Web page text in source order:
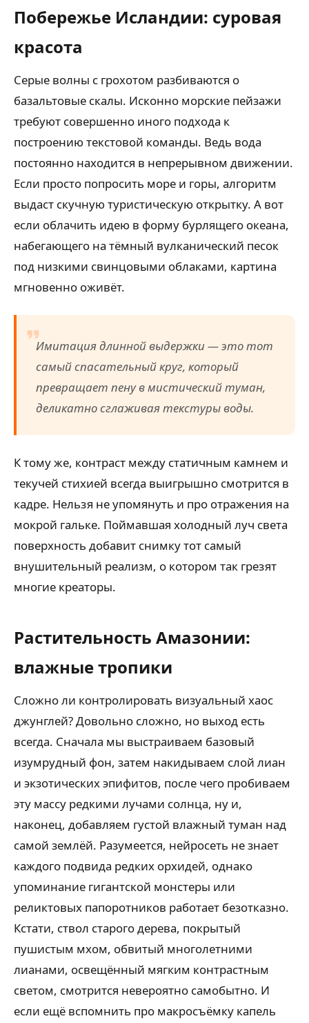
Побережье Исландии: суровая
красота
Серые волны с грохотом разбиваются о
базальтовые скалы. Исконно морские пейзажи
требуют совершенно иного подхода к
построению текстовой команды. Ведь вода
постоянно находится в непрерывном движении.
Если просто попросить море и горы, алгоритм
выдаст скучную туристическую открытку. А вот
если облачить идею в форму бурлящего океана,
набегающего на тёмный вулканический песок
под низкими свинцовыми облаками, картина
мгновенно оживёт.
Имитация длинной выдержки — это тот
самый спасательный круг, который
превращает пену в мистический туман,
деликатно сглаживая текстуры воды.
К тому же, контраст между статичным камнем и
текучей стихией всегда выигрышно смотрится в
кадре. Нельзя не упомянуть и про отражения на
мокрой гальке. Поймавшая холодный луч света
поверхность добавит снимку тот самый
внушительный реализм, о котором так грезят
многие креаторы.
Растительность Амазонии:
влажные тропики
Сложно ли контролировать визуальный хаос
джунглей? Довольно сложно, но выход есть
всегда. Сначала мы выстраиваем базовый
изумрудный фон, затем накидываем слой лиан
и экзотических эпифитов, после чего пробиваем
эту массу редкими лучами солнца, ну и,
наконец, добавляем густой влажный туман над
самой землёй. Разумеется, нейросеть не знает
каждого подвида редких орхидей, однако
упоминание гигантской монстеры или
реликтовых папоротников работает безотказно.
Кстати, ствол старого дерева, покрытый
пушистым мхом, обвитый многолетними
лианами, освещённый мягким контрастным
светом, смотрится невероятно самобытно. И
если ещё вспомнить про макросъёмку капель